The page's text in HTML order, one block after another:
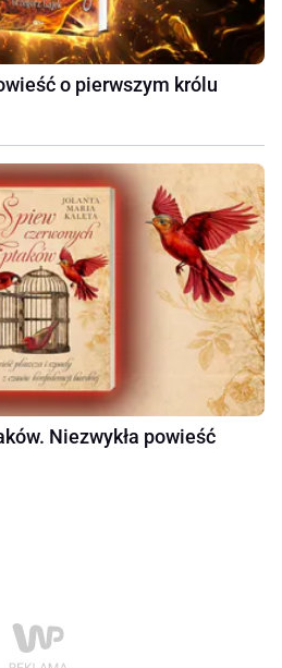
o pierwszym królu
Niezwykła powieść